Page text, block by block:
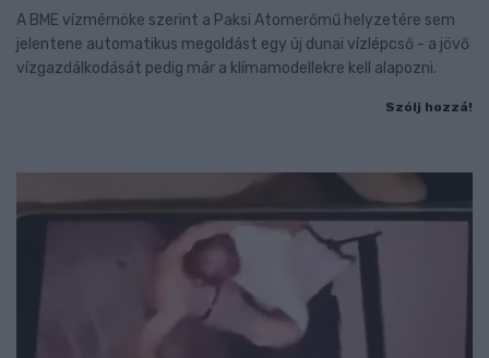
A BME vízmérnöke szerint a Paksi Atomerőmű helyzetére sem
jelentene automatikus megoldást egy új dunai vízlépcső - a jövő
vízgazdálkodását pedig már a klímamodellekre kell alapozni.
Szólj hozzá!